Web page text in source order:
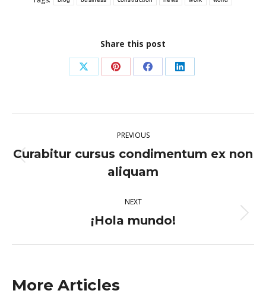
Share this post
Share
X
Share
Pinterest
Share
Facebook
Share
LinkedIn
navigation
PREVIOUS
Previous
post:
Curabitur cursus condimentum ex non
aliquam
NEXT
Next
¡Hola mundo!
More Articles